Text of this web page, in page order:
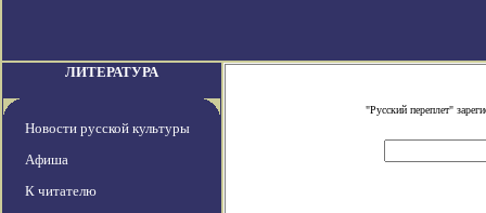
ЛИТЕРАТУРА
Новости русской культуры
Афиша
К читателю
"Русский переплет"